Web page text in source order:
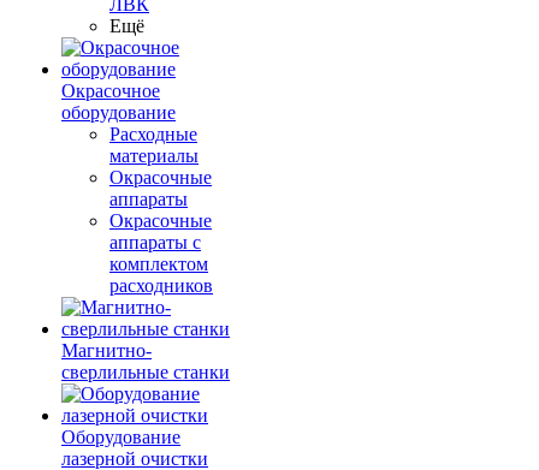
ЛВК
Ещё
Окрасочное
оборудование
Расходные
материалы
Окрасочные
аппараты
Окрасочные
аппараты с
комплектом
расходников
Магнитно-
сверлильные станки
Оборудование
лазерной очистки